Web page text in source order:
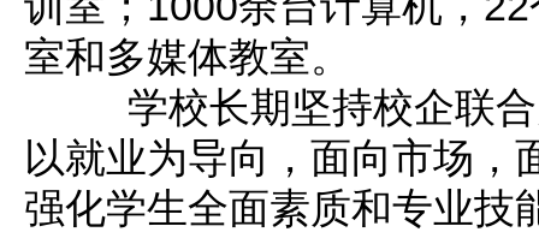
室和多媒体教室。
学校长期坚持校企联合
以就业为导向，面向市场，
强化学生全面素质和专业技